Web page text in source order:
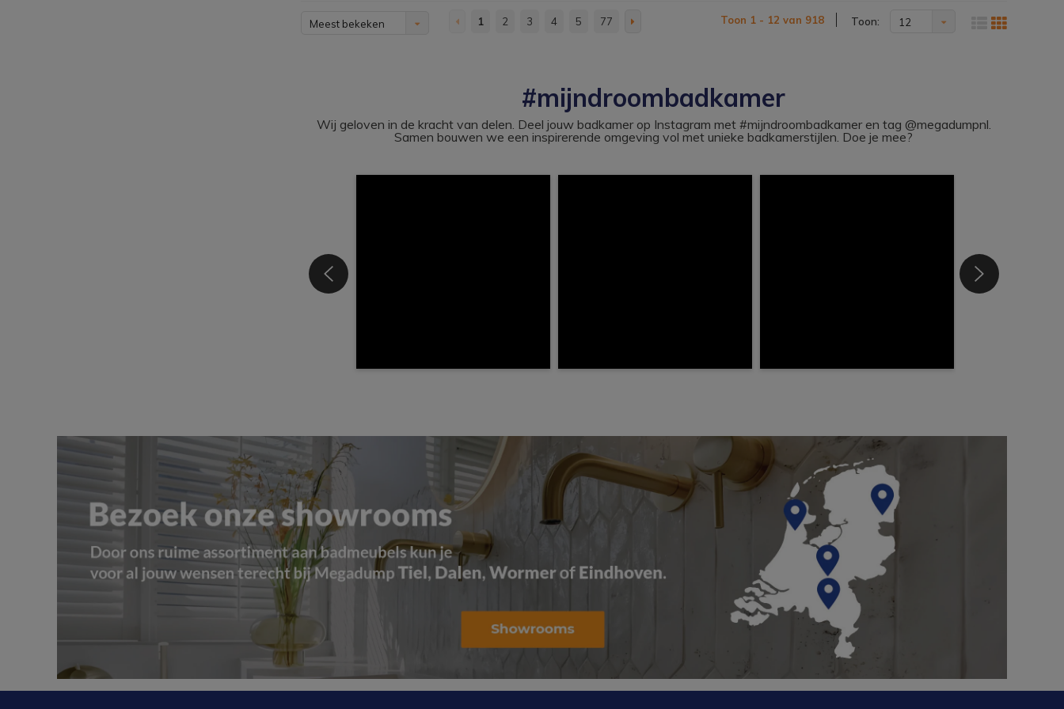
Meest bekeken 1 2 3 4 5 77 Toon 1 - 12 van 918 Toon: 12
#mijndroombadkamer
Wij geloven in de kracht van delen. Deel jouw badkamer op Instagram met #mijndroombadkamer en tag @megadumpnl.
Samen bouwen we een inspirerende omgeving vol met unieke badkamerstijlen. Doe je mee?